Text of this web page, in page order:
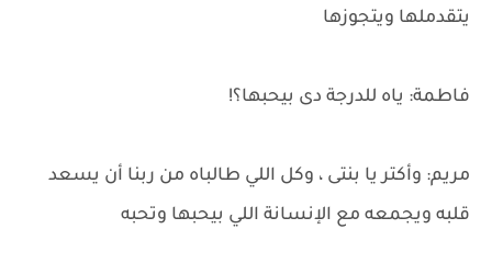
يتقدملها ويتجوزها
فاطمة: ياه للدرجة دى بيحبها؟!
مريم: وأكتر يا بنتى ، وكل اللي طالباه من ربنا أن يسعد
قلبه ويجمعه مع الإنسانة اللي بيحبها وتحبه